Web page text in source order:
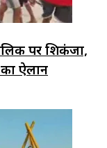
पर शिकंजा,
ऐलान